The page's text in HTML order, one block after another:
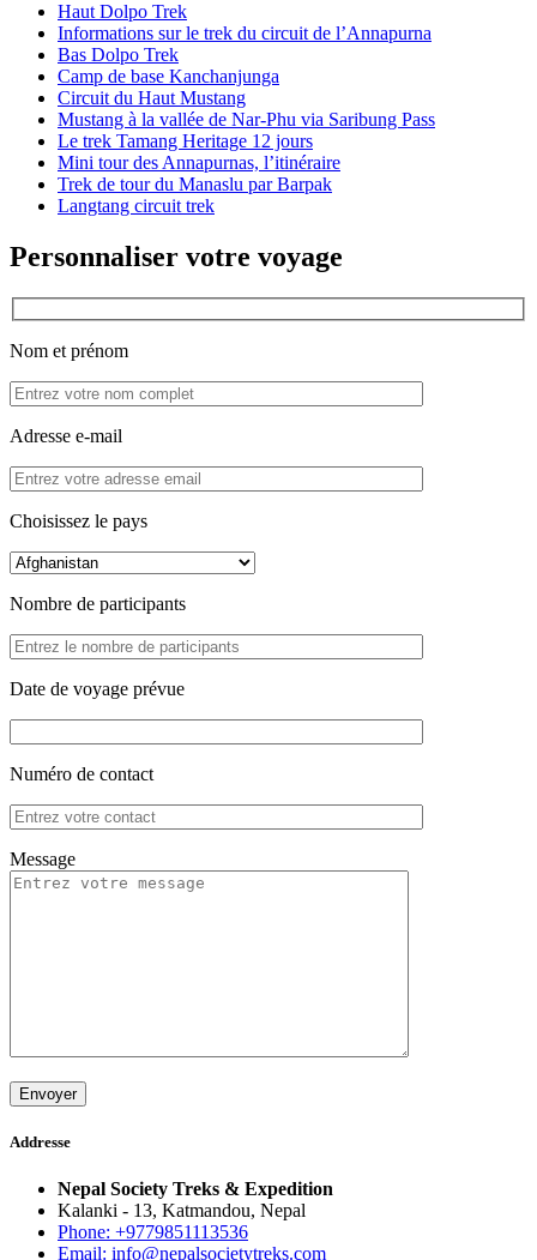
Haut Dolpo Trek
Informations sur le trek du circuit de l’Annapurna
Bas Dolpo Trek
Camp de base Kanchanjunga
Circuit du Haut Mustang
Mustang à la vallée de Nar-Phu via Saribung Pass
Le trek Tamang Heritage 12 jours
Mini tour des Annapurnas, l’itinéraire
Trek de tour du Manaslu par Barpak
Langtang circuit trek
Personnaliser votre voyage
Nom et prénom
Adresse e-mail
Choisissez le pays
Nombre de participants
Date de voyage prévue
Numéro de contact
Message
Addresse
Nepal Society Treks & Expedition
Kalanki - 13, Katmandou, Nepal
Phone: +9779851113536
Email: info@nepalsocietytreks.com